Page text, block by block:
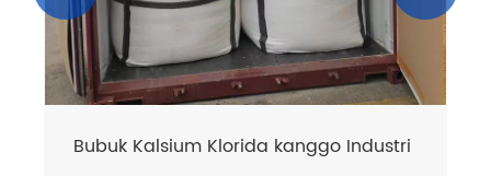
Bubuk Kalsium Klorida kanggo Industri